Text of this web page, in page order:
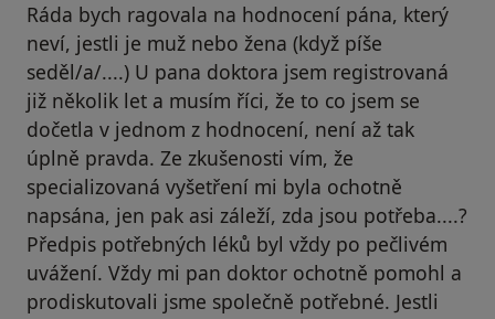
Ráda bych ragovala na hodnocení pána, který
neví, jestli je muž nebo žena (když píše
seděl/a/....) U pana doktora jsem registrovaná
již několik let a musím říci, že to co jsem se
dočetla v jednom z hodnocení, není až tak
úplně pravda. Ze zkušenosti vím, že
specializovaná vyšetření mi byla ochotně
napsána, jen pak asi záleží, zda jsou potřeba....?
Předpis potřebných léků byl vždy po pečlivém
uvážení. Vždy mi pan doktor ochotně pomohl a
prodiskutovali jsme společně potřebné. Jestli